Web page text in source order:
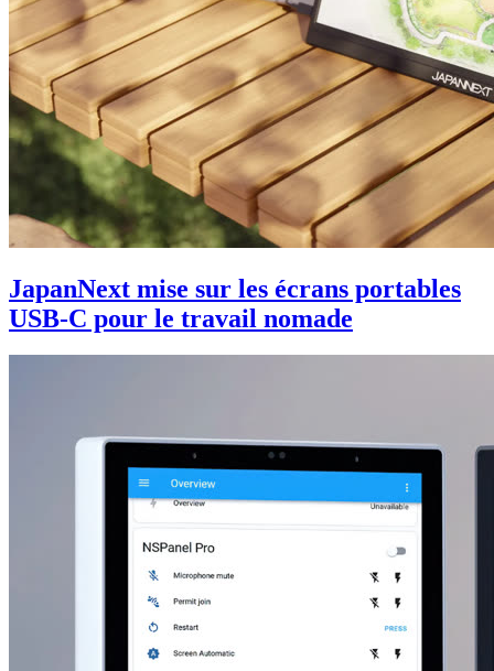
JapanNext mise sur les écrans portables
USB-C pour le travail nomade